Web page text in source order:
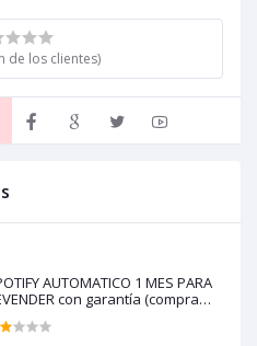
de los clientes)
AUTOMATICO 1 MES PARA
con garantía (compra
si tienes creditos)